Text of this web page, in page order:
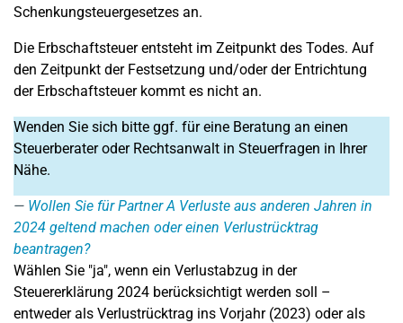
Schenkungsteuergesetzes an.
Die Erbschaftsteuer entsteht im Zeitpunkt des Todes. Auf
den Zeitpunkt der Festsetzung und/oder der Entrichtung
der Erbschaftsteuer kommt es nicht an.
Wenden Sie sich bitte ggf. für eine Beratung an einen
Steuerberater oder Rechtsanwalt in Steuerfragen in Ihrer
Nähe.
Wollen Sie für Partner A Verluste aus anderen Jahren in
2024 geltend machen oder einen Verlustrücktrag
beantragen?
Wählen Sie "ja", wenn ein Verlustabzug in der
Steuererklärung 2024 berücksichtigt werden soll –
entweder als Verlustrücktrag ins Vorjahr (2023) oder als